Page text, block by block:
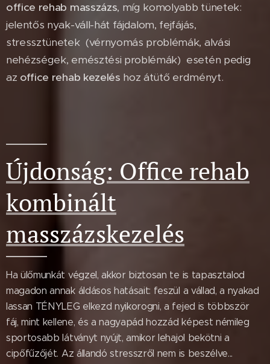
office rehab masszázs, míg komolyabb tünetek:
jelentős nyak-váll-hát fájdalom, fejfájás,
stressztünetek (vérnyomás problémák, alvási
nehézségek, emésztési problémák) esetén pedig
az office rehab kezelés hoz átütő erdményt.
Újdonság: Office rehab
kombinált
masszázskezelés
Ha ülőmunkát végzel, akkor biztosan te is tapasztalod
magadon annak áldásos hatásait: feszül a vállad, a nyakad
lassan TÉNYLEG elkezd nyikorogni, a fejed is többször
fáj, mint kellene, és a nagyapád hozzád képest némileg
sportosabb látványt nyújt, amikor lehajol bekötni a
cipőfűzőjét. Az állandó stresszről nem is beszélve...